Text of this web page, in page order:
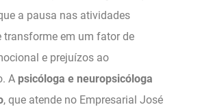
a pausa nas atividades
transforme em um fator de
e prejuízos ao
A psicóloga e neuropsicóloga
, que atende no Empresarial José